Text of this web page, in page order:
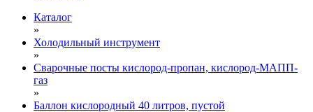
Каталог
»
Холодильный инструмент
»
Сварочные посты кислород-пропан, кислород-МАПП-
газ
»
Баллон кислородный 40 литров, пустой